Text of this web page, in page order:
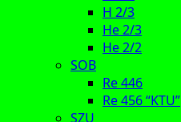
H 2/3
He 2/3
He 2/2
SOB
Re 446
Re 456 “KTU”
SZU